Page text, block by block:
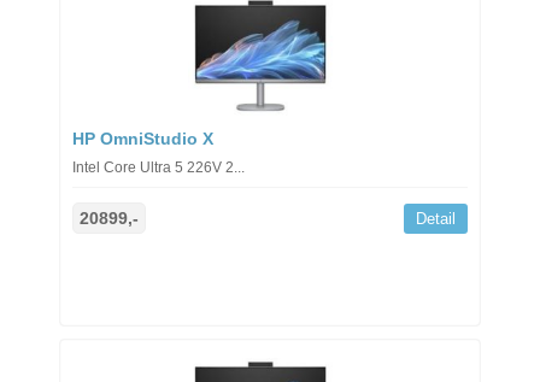
HP OmniStudio X
Intel Core Ultra 5 226V 2...
20899,- Detail